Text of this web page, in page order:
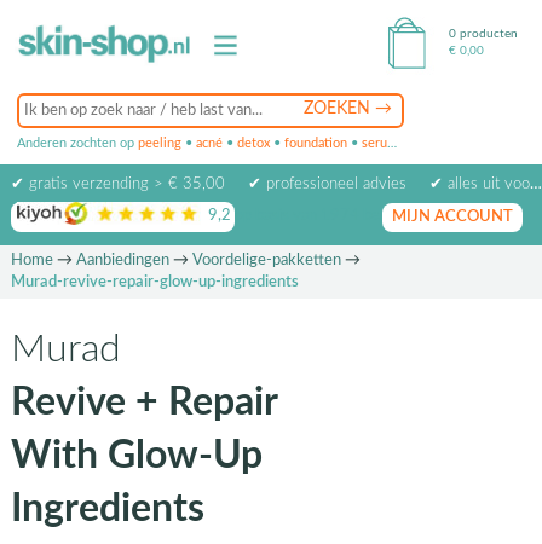
Anderen zochten op peeling • acné • detox • foundation • serum
0 producten
€ 0,00
✔ gratis verzending > € 35,00 ✔ professioneel advies
✔ alles uit voorraad leverbaar
9,2 op basis van beoordelingen
MIJN ACCOUNT
Home→ Aanbiedingen→ Voordelige-pakketten→
Murad-revive-repair-glow-up-ingredients
Murad
Revive + Repair
With Glow-Up
Ingredients